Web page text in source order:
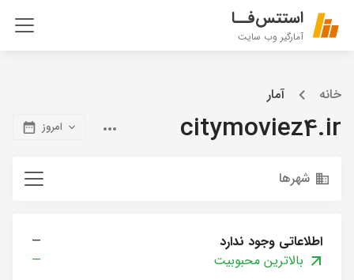
استتس‌فــا
آمارگیر وب سایت
خانه آمار
citymoviez4.ir امروز
شهرها
اطلاعاتی وجود ندارد
—
بالاترین محبوبیت
—